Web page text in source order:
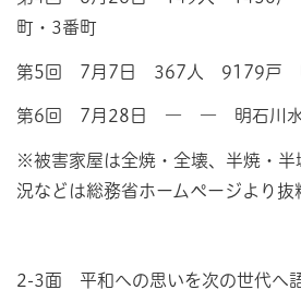
町・3番町
第5回 7月7日 367人 9179戸
第6回 7月28日 ― ― 明石川水
※被害家屋は全焼・全壊、半焼・半
況などは総務省ホームページより抜
2-3面 平和への思いを次の世代へ